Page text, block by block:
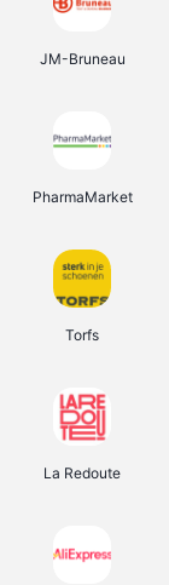
JM-Bruneau
PharmaMarket
Torfs
La Redoute